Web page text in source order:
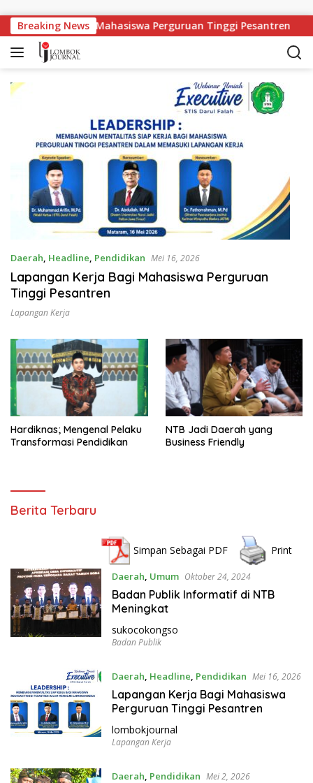
Breaking News
Kerja Bagi Mahasiswa Perguruan Tinggi Pesantren
Daerah, Headline, Pendidikan Mei 16, 2026
Lapangan Kerja Bagi Mahasiswa Perguruan
Tinggi Pesantren
Lapangan Kerja
Hardiknas; Mengenal Pelaku
Transformasi Pendidikan
NTB Jadi Daerah yang
Business Friendly
o
k
J
o
u
l
Berita Terbaru
Simpan Sebagai PDF Print
Daerah Umum Oktober 24, 2024
Badan Publik Informatif di NTB
Meningkat
sukocokongso
Badan Publik
Daerah Headline Pendidikan Mei 16, 2026
Lapangan Kerja Bagi Mahasiswa
Perguruan Tinggi Pesantren
lombokjournal
Lapangan Kerja
Daerah Pendidikan Mei 2, 2026